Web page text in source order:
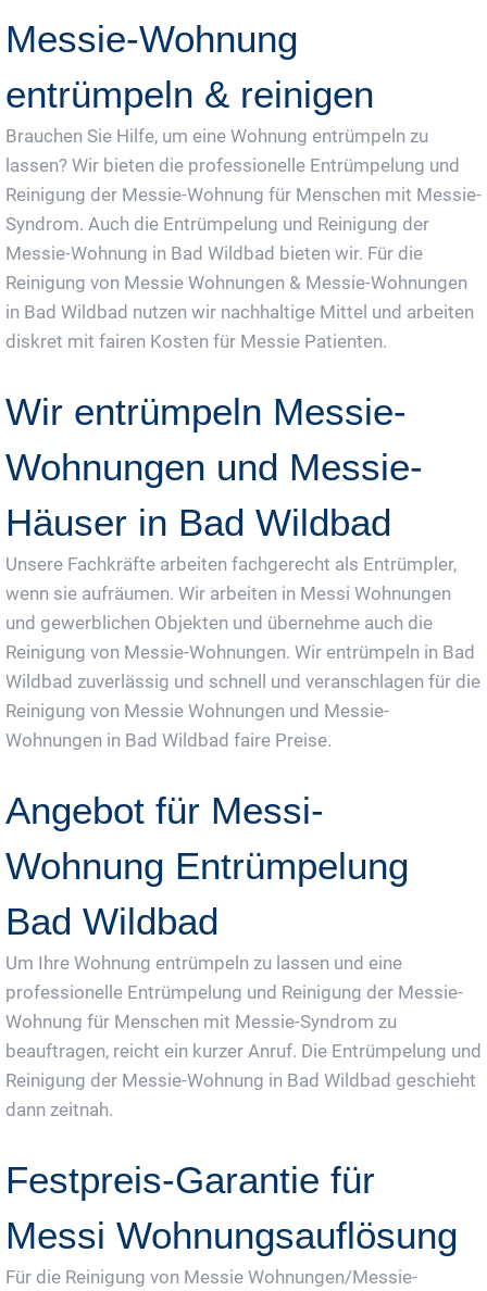
Messie-Wohnung
entrümpeln & reinigen
Brauchen Sie Hilfe, um eine Wohnung entrümpeln zu
lassen? Wir bieten die professionelle Entrümpelung und
Reinigung der Messie-Wohnung für Menschen mit Messie-
Syndrom. Auch die Entrümpelung und Reinigung der
Messie-Wohnung in Bad Wildbad bieten wir. Für die
Reinigung von Messie Wohnungen & Messie-Wohnungen
in Bad Wildbad nutzen wir nachhaltige Mittel und arbeiten
diskret mit fairen Kosten für Messie Patienten.
Wir entrümpeln Messie-
Wohnungen und Messie-
Häuser in Bad Wildbad
Unsere Fachkräfte arbeiten fachgerecht als Entrümpler,
wenn sie aufräumen. Wir arbeiten in Messi Wohnungen
und gewerblichen Objekten und übernehme auch die
Reinigung von Messie-Wohnungen. Wir entrümpeln in Bad
Wildbad zuverlässig und schnell und veranschlagen für die
Reinigung von Messie Wohnungen und Messie-
Wohnungen in Bad Wildbad faire Preise.
Angebot für Messi-
Wohnung Entrümpelung
Bad Wildbad
Um Ihre Wohnung entrümpeln zu lassen und eine
professionelle Entrümpelung und Reinigung der Messie-
Wohnung für Menschen mit Messie-Syndrom zu
beauftragen, reicht ein kurzer Anruf. Die Entrümpelung und
Reinigung der Messie-Wohnung in Bad Wildbad geschieht
dann zeitnah.
Festpreis-Garantie für
Messi Wohnungsauflösung
Für die Reinigung von Messie Wohnungen/Messie-